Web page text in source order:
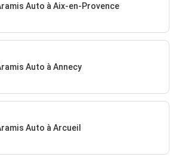
Auto à Aix-en-Provence
Auto à Annecy
Auto à Arcueil